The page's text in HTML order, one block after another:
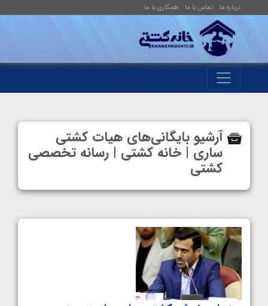
درباره ما تماس با ما همکاری با ما
آرشیو بایگانی‌های هیات کشتی
ساری | خانه کشتی | رسانه تخصصی
کشتی